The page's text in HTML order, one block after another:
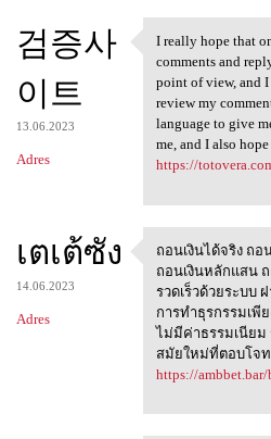
검증사
이트
13.06.2023
Adres
I really hope
I really hope that
comments and
point of view, and
review my
language to give
me, and I also
https://
เตเต้ซัง
14.06.2023
Adres
ถอนเงินได้จ
ถอนเงินได้จริง ถอ
ถอนเงินหลักแสน
รวดเร็วด้วยระบบ
การทำธุรกรรมเพี
ไม่มีค่าธรรมเนียม
สมัยใหม่ที่ตอบโจ
https://